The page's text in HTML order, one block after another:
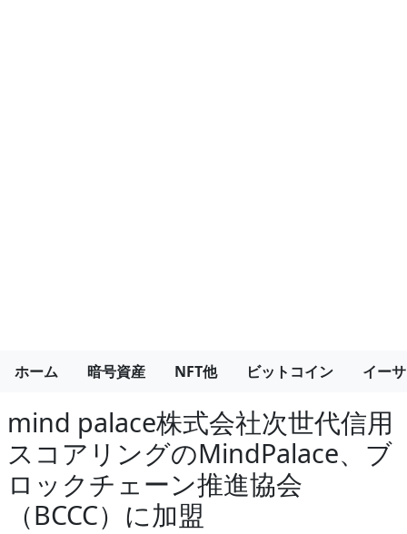
ホーム 暗号資産 NFT他 ビットコイン イー
mind palace株式会社次世代信用
スコアリングのMindPalace、ブ
ロックチェーン推進協会
（BCCC）に加盟